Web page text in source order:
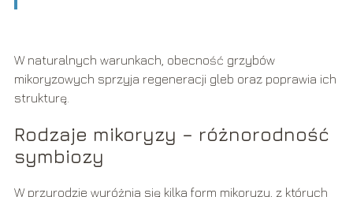
W naturalnych warunkach, obecność grzybów
mikoryzowych sprzyja regeneracji gleb oraz poprawia ich
strukturę.
Rodzaje mikoryzy – różnorodność
symbiozy
W przyrodzie wyróżnia się kilka form mikoryzy, z których